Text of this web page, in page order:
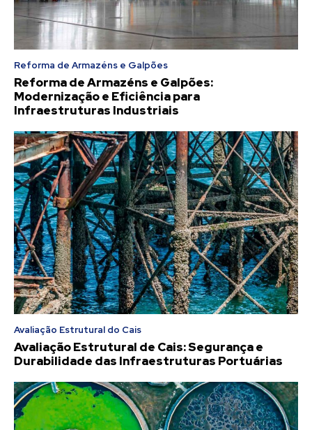
Reforma de Armazéns e Galpões
Reforma de Armazéns e Galpões:
Modernização e Eficiência para
Infraestruturas Industriais
Avaliação Estrutural do Cais
Avaliação Estrutural de Cais: Segurança e
Durabilidade das Infraestruturas Portuárias